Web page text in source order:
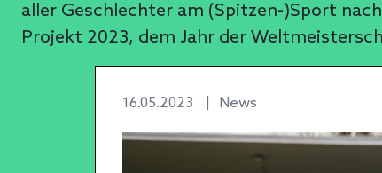
aller Geschlechter am (Spitzen-)Sport
Projekt 2023, dem Jahr der
16.05.2023 News